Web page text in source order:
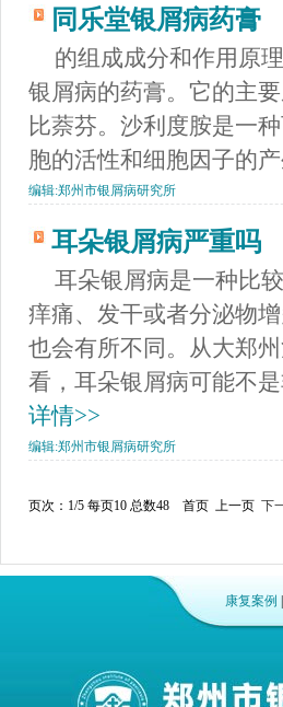
同乐堂银屑病药膏
的组成成分和作用原
银屑病的药膏。它的主
比萘芬。沙利度胺是一
胞的活性和细胞因子的
编辑:郑州市银屑病研究所
耳朵银屑病严重吗
耳朵银屑病是一种比
痒痛、发干或者分泌物
也会有所不同。从大郑
看，耳朵银屑病可能不
详情>>
编辑:郑州市银屑病研究所
页次：1/5 每页10 总数48 首页 上一页 下
康复案例